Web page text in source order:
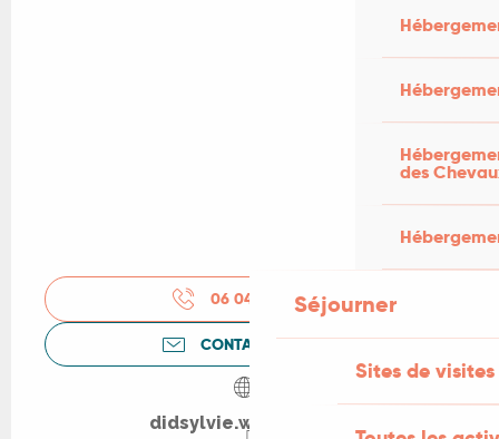
des
Séjourner
Sites de visites
06 04 40 64▒▒
CONTACTEZ-NOUS
didsylvie.wixsite.com